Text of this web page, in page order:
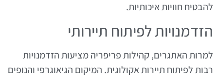
להבטיח חוויות איכותיות.
הזדמנויות לפיתוח תיירותי
למרות האתגרים, קהילות פריפריה מציעות הזדמנויות
רבות לפיתוח תיירות אקולוגית. המיקום הגיאוגרפי והנופים